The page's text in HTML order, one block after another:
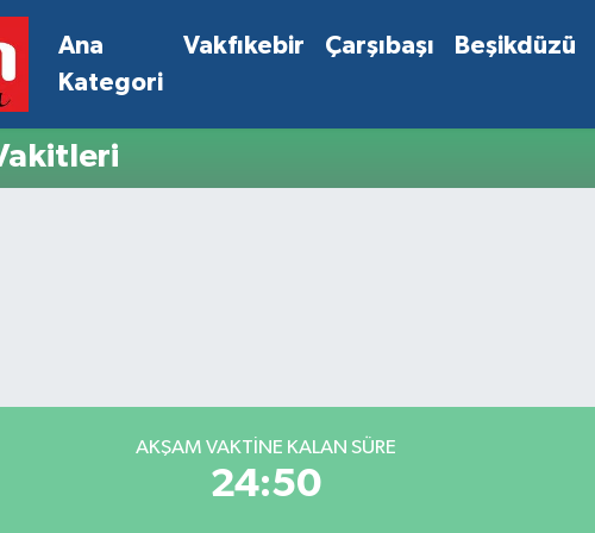
Ana
Kategori
Vakfıkebir Çarşıbaşı Beşikdüzü
AKŞAM VAKTINE KALAN SÜRE
24:50